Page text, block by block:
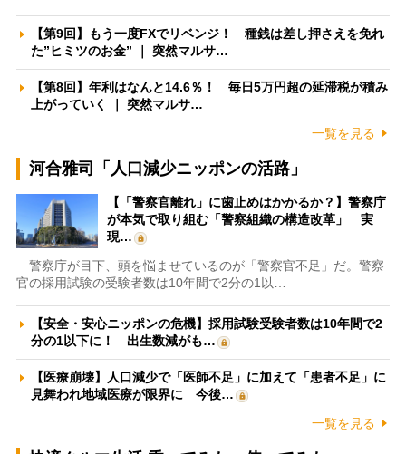
【第9回】もう一度FXでリベンジ！ 種銭は差し押さえを免れ
た”ヒミツのお金” ｜ 突然マルサ…
【第8回】年利はなんと14.6％！ 毎日5万円超の延滞税が積み
上がっていく ｜ 突然マルサ…
一覧を見る
河合雅司「人口減少ニッポンの活路」
【「警察官離れ」に歯止めはかかるか？】警察庁
が本気で取り組む「警察組織の構造改革」 実
現…
警察庁が目下、頭を悩ませているのが「警察官不足」だ。警察
官の採用試験の受験者数は10年間で2分の1以…
【安全・安心ニッポンの危機】採用試験受験者数は10年間で2
分の1以下に！ 出生数減がも…
【医療崩壊】人口減少で「医師不足」に加えて「患者不足」に
見舞われ地域医療が限界に 今後…
一覧を見る